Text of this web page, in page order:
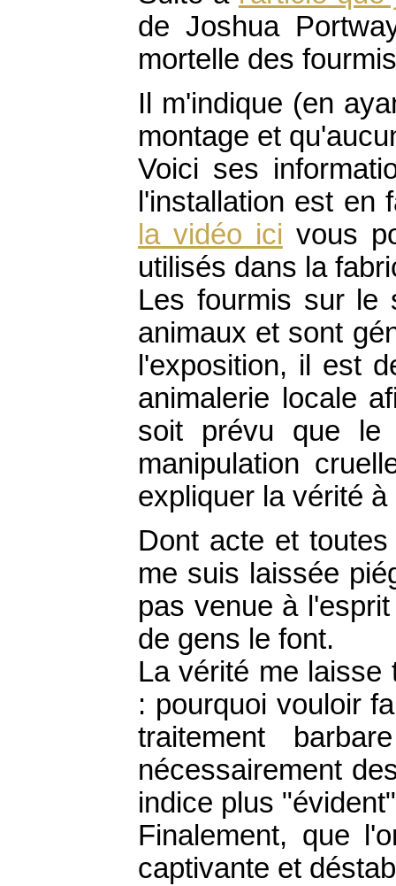
de Joshua
mortelle des
Il m'indique (en
montage et
Voici ses
l'installation est en
la vidéo ici vous
utilisés dans la
Les fourmis sur le
animaux et sont
l'exposition, il est
animalerie locale
soit prévu que le
manipulation
expliquer la vérité
Dont acte et
me suis laissée
pas venue à
de gens le font.
La vérité me laisse
: pourquoi vouloir
traitement
nécessairement
indice plus
Finalement, que
captivante et